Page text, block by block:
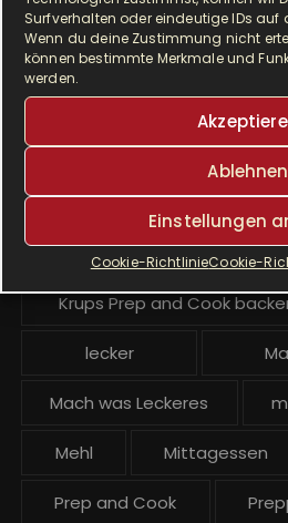
Surfverhalten oder eindeutige IDs auf
Wenn du deine Zustimmung nicht
können bestimmte Merkmale und
werden.
Ablehnen
Einstellungen
Cookie-RichtlinieCookie-
I Prep & Cook Gourmet
Krups Krups
Krups Prep &
Krups Prep &
Krups Prep
Krups Prep and Cook
lecker
Mach was Leckeres
Mehl Mittagessen
Prep and Cook